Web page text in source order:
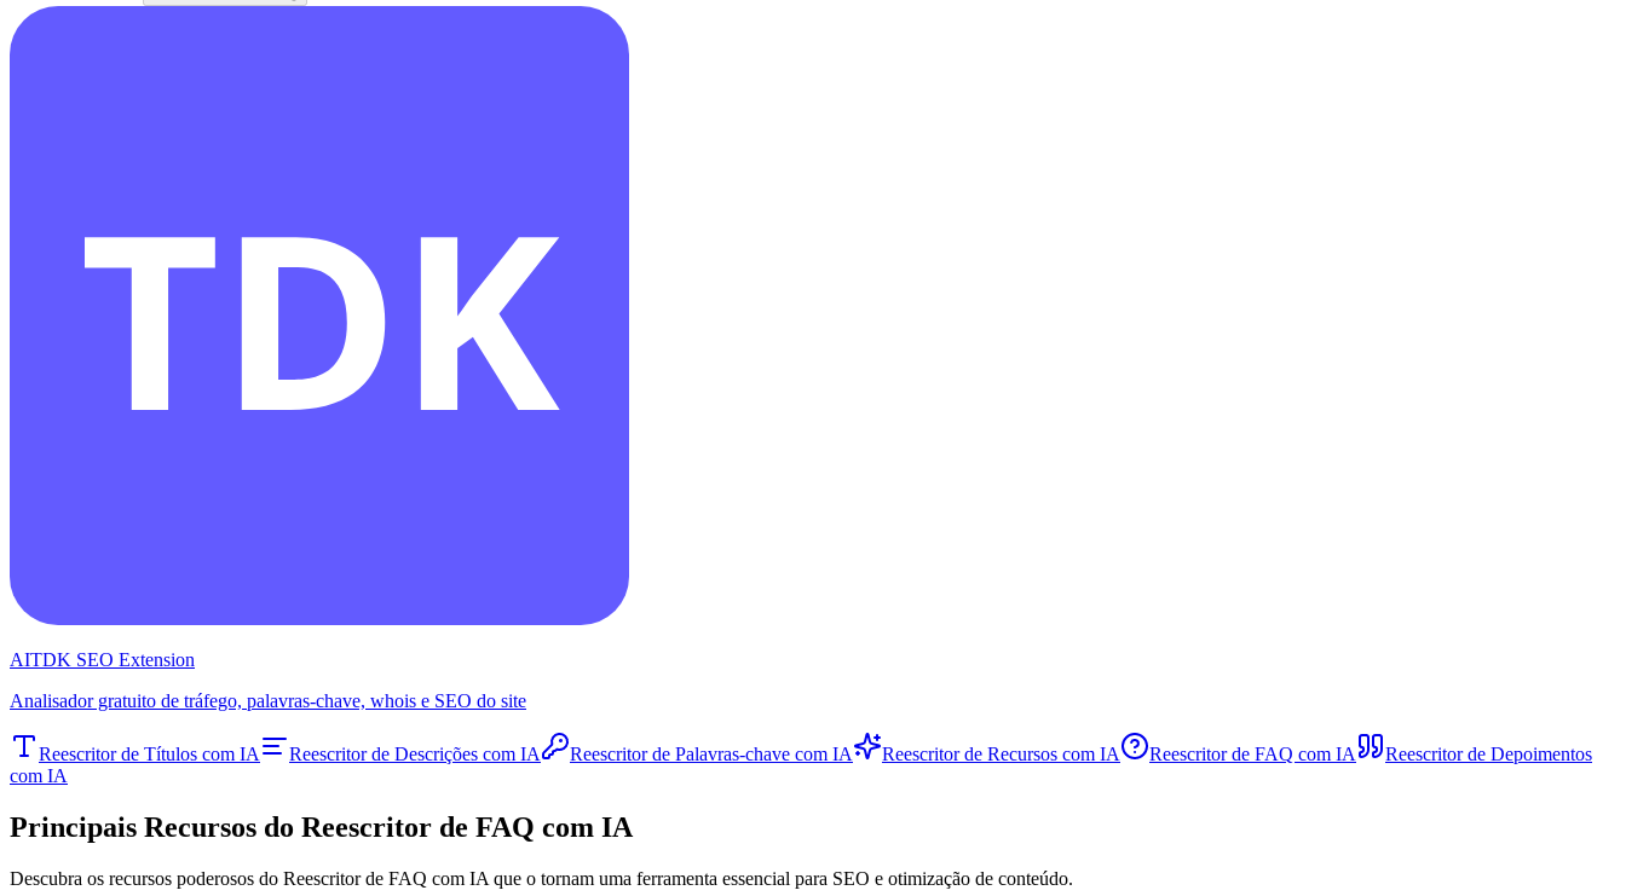
AITDK SEO Extension
Analisador gratuito de tráfego, palavras-chave, whois e SEO do site
Reescritor de Títulos com IA Reescritor de Descrições com IA Reescritor de Palavras-chave com IA Reescritor de Recursos com IA Reescritor de FAQ com IA
Reescritor de Depoimentos
com IA
Principais Recursos do Reescritor de FAQ com IA
Descubra os recursos poderosos do Reescritor de FAQ com IA que o tornam uma ferramenta essencial para SEO e otimização de conteúdo.